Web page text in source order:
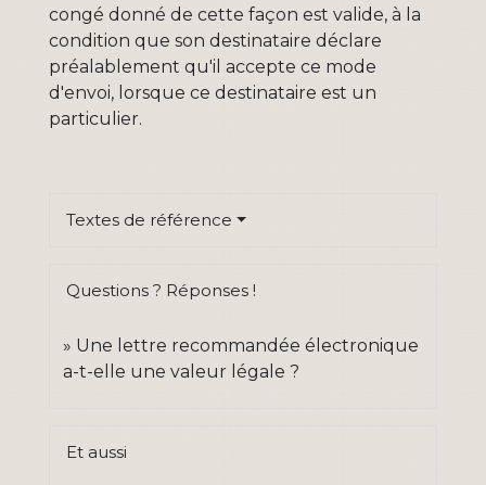
congé donné de cette façon est valide, à la
condition que son destinataire déclare
préalablement qu'il accepte ce mode
d'envoi, lorsque ce destinataire est un
particulier.
Textes de référence
Questions ? Réponses !
Une lettre recommandée électronique
a-t-elle une valeur légale ?
Et aussi